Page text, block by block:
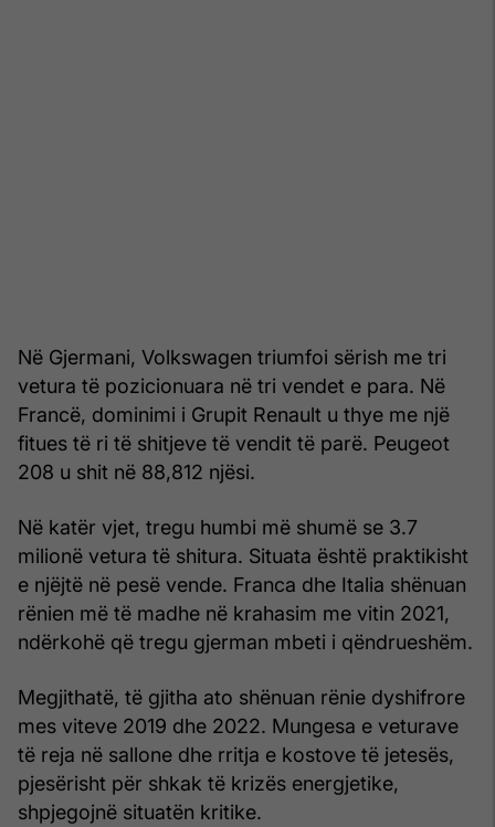
Në Gjermani, Volkswagen triumfoi sërish me tri
vetura të pozicionuara në tri vendet e para. Në
Francë, dominimi i Grupit Renault u thye me një
fitues të ri të shitjeve të vendit të parë. Peugeot
208 u shit në 88,812 njësi.
Në katër vjet, tregu humbi më shumë se 3.7
milionë vetura të shitura. Situata është praktikisht
e njëjtë në pesë vende. Franca dhe Italia shënuan
rënien më të madhe në krahasim me vitin 2021,
ndërkohë që tregu gjerman mbeti i qëndrueshëm.
Megjithatë, të gjitha ato shënuan rënie dyshifrore
mes viteve 2019 dhe 2022. Mungesa e veturave
të reja në sallone dhe rritja e kostove të jetesës,
pjesërisht për shkak të krizës energjetike,
shpjegojnë situatën kritike.